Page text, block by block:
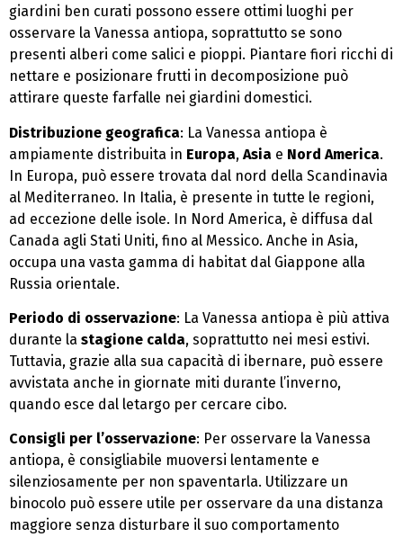
giardini ben curati possono essere ottimi luoghi per
osservare la Vanessa antiopa, soprattutto se sono
presenti alberi come salici e pioppi. Piantare fiori ricchi di
nettare e posizionare frutti in decomposizione può
attirare queste farfalle nei giardini domestici.
Distribuzione geografica: La Vanessa antiopa è
ampiamente distribuita in Europa, Asia e Nord America.
In Europa, può essere trovata dal nord della Scandinavia
al Mediterraneo. In Italia, è presente in tutte le regioni,
ad eccezione delle isole. In Nord America, è diffusa dal
Canada agli Stati Uniti, fino al Messico. Anche in Asia,
occupa una vasta gamma di habitat dal Giappone alla
Russia orientale.
Periodo di osservazione: La Vanessa antiopa è più attiva
durante la stagione calda, soprattutto nei mesi estivi.
Tuttavia, grazie alla sua capacità di ibernare, può essere
avvistata anche in giornate miti durante l’inverno,
quando esce dal letargo per cercare cibo.
Consigli per l’osservazione: Per osservare la Vanessa
antiopa, è consigliabile muoversi lentamente e
silenziosamente per non spaventarla. Utilizzare un
binocolo può essere utile per osservare da una distanza
maggiore senza disturbare il suo comportamento